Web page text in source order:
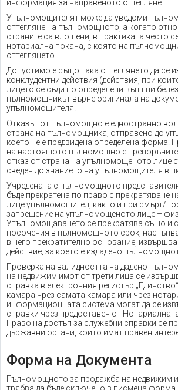
информация за направеното оттегляне.
Упълномощителят може да уведоми
оттегляне на пълномощното, а когато
страните са влошени, в практиката често
нотариална покана, с която на
оттеглянето.
Допустимо е също така оттеглянето да се
конклудентни действия (действия, при
лицето се съди по определени външни
пълномощникът върне оригинала на
упълномощителя.
Отказът от пълномощно е едностранно
страна на пълномощника, отправено до
което не е предвидена определена форма.
на настоящото пълномощно е
отказ от страна на упълномощеното лице
сведен до знанието на упълномощителя в
Учредената с пълномощното
бъде прекратена по право с прекратяване
лице упълномощител, както и при смърт/
запрещение на упълномощеното лице –
Упълномощаването се прекратява също и
посочения в пълномощното срок,
в него прекратително основание,
действие, за което е издадено
Проверка на валидността на дадено
на недвижим имот от трети лица се
справка в електронния регистър
камара чрез самата камара или чрез
информационната система могат да се
справки чрез предоставен от
Право на достъп за служебни справки се
държавни органи, които имат правен
Форма на Документа
Пълномощното за продажба на недвижим